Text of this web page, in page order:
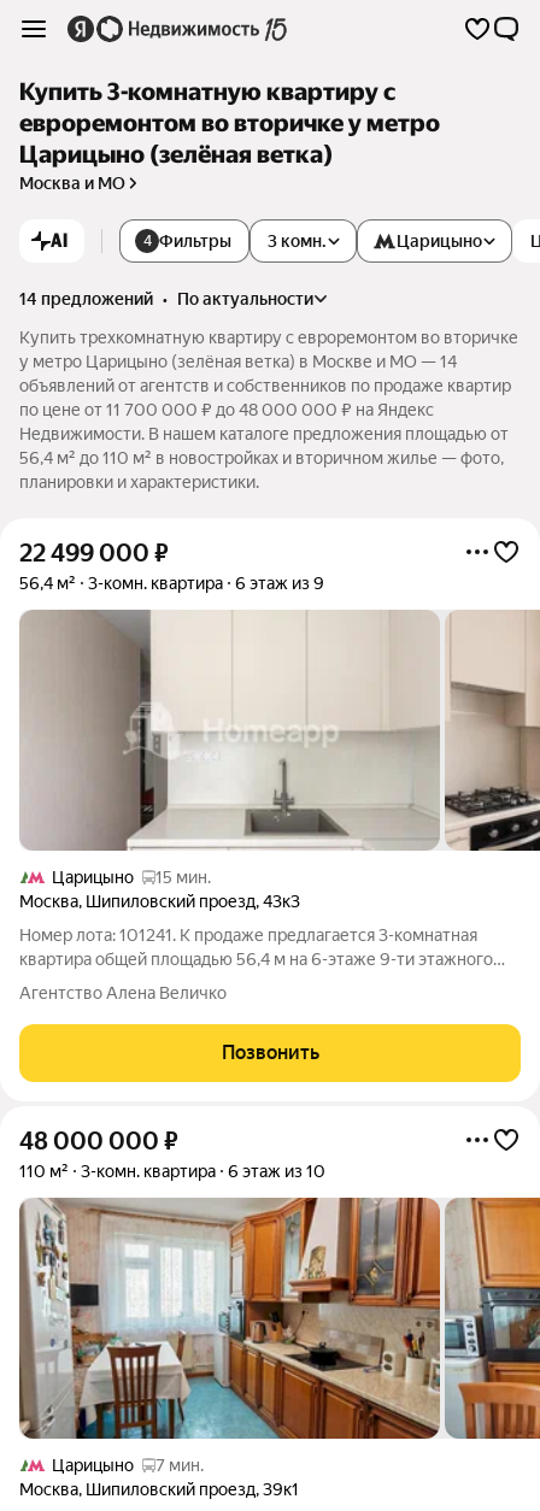
Купить 3-комнатную квартиру с
евроремонтом во вторичке у метро
Царицыно (зелёная ветка)
Москва и МО
AI 4 Фильтры 3 комн. Царицыно
14 предложений •
по актуальности
Купить трехкомнатную квартиру с евроремонтом во вторичке
у метро Царицыно (зелёная ветка) в Москве и МО — 14
объявлений от агентств и собственников по продаже квартир
по цене от 11 700 000 ₽ до 48 000 000 ₽ на Яндекс
Недвижимости. В нашем каталоге предложения площадью от
56,4 м² до 110 м² в новостройках и вторичном жилье — фото,
планировки и характеристики.
22 499 000 ₽
56,4 м² 3-комн. квартира 6 этаж из 9
Царицыно
15 мин.
Москва, Шипиловский проезд,43к3
Номер лота: 101241. К продаже предлагается 3-комнатная
квартира общей площадью 56,4 м на 6-этаже 9-ти этажного
панельного дома в одном из самых зеленых районов Москвы
ремонт с использованием
Агентство Алена Величко
Позвонить
48 000 000 ₽
110 м² 3-комн. квартира 6 этаж из 10
Царицыно
7 мин.
Москва, Шипиловский проезд,39к1